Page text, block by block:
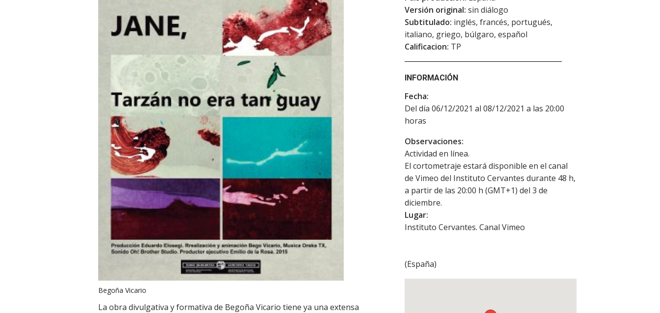
Begoña Vicario
La obra divulgativa y formativa de Begoña Vicario tiene ya una extensa
Versión original: sin diálogo
Subtitulado: inglés, francés, portugués,
italiano, griego, búlgaro, español
Calificacion: TP
INFORMACIÓN
Fecha:
Del día 06/12/2021 al 08/12/2021 a las 20:00
horas
Observaciones:
Actividad en línea.
El cortometraje estará disponible en el canal
de Vimeo del Instituto Cervantes durante 48 h,
a partir de las 20:00 h (GMT+1) del 3 de
diciembre.
Lugar:
Instituto Cervantes. Canal Vimeo
(España)